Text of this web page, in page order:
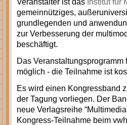
gemeinnütziges,
grundlegenden und
zur Verbesserung der
beschäftigt.
Das
möglich - die Teilnahme ist
Es wird einen Kongressband
der Tagung vorliegen. Der
neue Verlagsreihe
Kongress-Teilnahme beim